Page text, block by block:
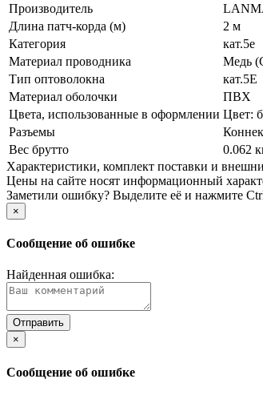
Производитель
Длина патч-корда (м)
2 м
Категория
кат.5е
Материал проводника
Медь
Тип оптоволокна
кат.5E
Материал оболочки
ПВХ
Цвета, использованные в оформлении Цвет:
Разъемы
Вес брутто
0.062
Xарактеристики, комплект поставки и
Цены на сайте носят информационный
Заметили ошибку? Выделите её и нажмите
×
Сообщение об ошибке
Найденная ошибка:
×
Сообщение об ошибке